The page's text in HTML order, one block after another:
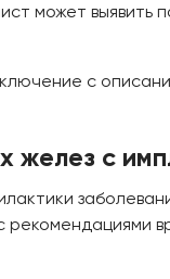
может выявить
с
желез с
рекомендациями